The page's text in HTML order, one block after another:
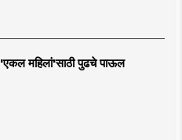
'एकल महिलां'साठी पुढचे पाऊल